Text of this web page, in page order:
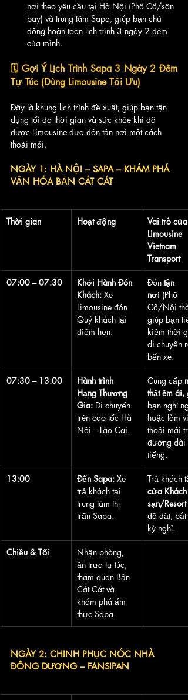
nơi theo yêu cầu tại Hà Nội (Phố Cổ/sân
bay) và trung tâm Sapa, giúp bạn chủ
động hoàn toàn lịch trình 3 ngày 2 đêm
của mình.
🗓️ Gợi Ý Lịch Trình Sapa 3 Ngày 2 Đêm
Tự Túc (Dùng Limousine Tối Ưu)
Đây là khung lịch trình đề xuất, giúp bạn tận
dụng tối đa thời gian và sức khỏe khi đã
được Limousine đưa đón tận nơi một cách
thoải mái.
NGÀY 1: HÀ NỘI – SAPA – KHÁM PHÁ
VĂN HÓA BẢN CÁT CÁT
Thời gian Hoạt động
Vai trò của
Limousine
Vietnam
Transport
07:00 – 07:30
Khởi Hành Đón
Khách: Xe
Limousine đón
Quý khách tại
điểm hẹn.
Đón tận
nơi (Phố
Cổ/Nội
giúp bạn
kiệm thời
di chuyển
bến xe.
07:30 – 13:00
Hành trình
Hạng Thương
Gia: Di chuyển
trên cao tốc Hà
Nội – Lào Cai.
Cung cấp
thất êm ái,
bạn nghỉ
hoặc làm
thoải mái
đường dài
tiếng.
13:00 Đến Sapa: Xe
trả khách tại
trung tâm thị
trấn Sapa.
Trả khách
cửa Khách
sạn/Resort
đã đặt, bắt
kỳ nghỉ.
Chiều & Tối
Nhận phòng,
ăn trưa tự túc,
tham quan Bản
Cát Cát và
khám phá ẩm
thực Sapa.
NGÀY 2: CHINH PHỤC NÓC NHÀ
ĐÔNG DƯƠNG – FANSIPAN